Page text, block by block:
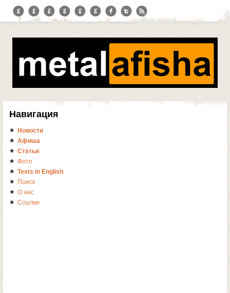
Навигация
Новости
Афиша
Статьи
Фото
Texts in English
Поиск
О нас
Ссылки